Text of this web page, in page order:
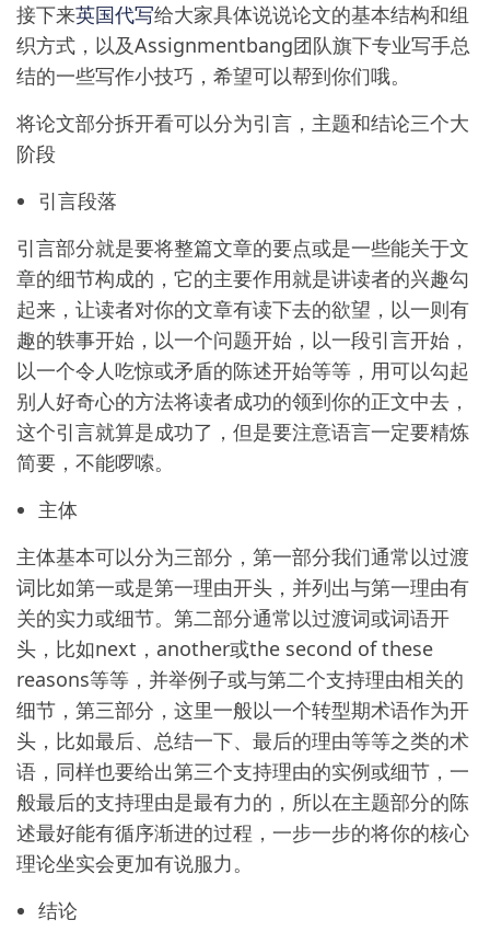
接下来英国代写给大家具体说说论文的基本结构和组
织方式，以及Assignmentbang团队旗下专业写手总
结的一些写作小技巧，希望可以帮到你们哦。
将论文部分拆开看可以分为引言，主题和结论三个大
阶段
引言段落
引言部分就是要将整篇文章的要点或是一些能关于文
章的细节构成的，它的主要作用就是讲读者的兴趣勾
起来，让读者对你的文章有读下去的欲望，以一则有
趣的轶事开始，以一个问题开始，以一段引言开始，
以一个令人吃惊或矛盾的陈述开始等等，用可以勾起
别人好奇心的方法将读者成功的领到你的正文中去，
这个引言就算是成功了，但是要注意语言一定要精炼
简要，不能啰嗦。
主体
主体基本可以分为三部分，第一部分我们通常以过渡
词比如第一或是第一理由开头，并列出与第一理由有
关的实力或细节。第二部分通常以过渡词或词语开
头，比如next，another或the second of these
reasons等等，并举例子或与第二个支持理由相关的
细节，第三部分，这里一般以一个转型期术语作为开
头，比如最后、总结一下、最后的理由等等之类的术
语，同样也要给出第三个支持理由的实例或细节，一
般最后的支持理由是最有力的，所以在主题部分的陈
述最好能有循序渐进的过程，一步一步的将你的核心
理论坐实会更加有说服力。
结论